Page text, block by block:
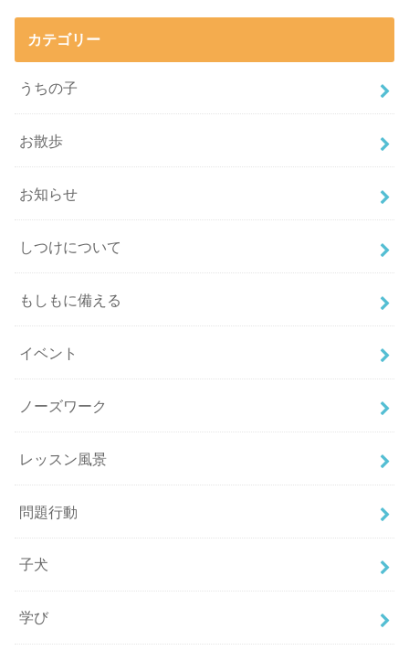
カテゴリー
うちの子
お散歩
お知らせ
しつけについて
もしもに備える
イベント
ノーズワーク
レッスン風景
問題行動
子犬
学び